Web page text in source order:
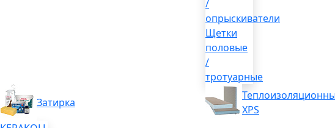
/
опрыскиватели
Щетки
половые
/
тротуарные
Затирка
XPS